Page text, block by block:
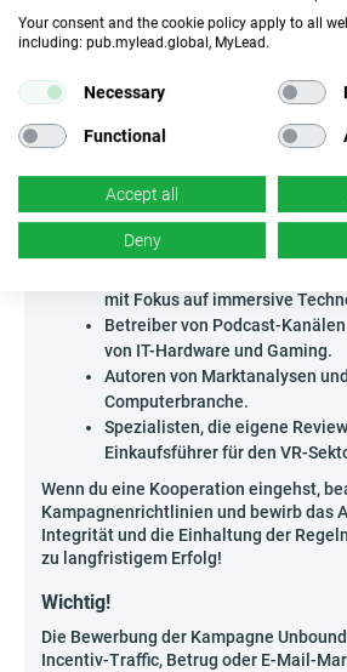
Infografiken und die Zusammenarbeit
Podcasts – diese Formate stärken das
Trendsetzung und Aufklärung deine
Das Programm richtet sich an alle
Experten im Bereich VR-Geräte, die
Ressourcen nutzen möchten.
mit Fokus auf immersive
Betreiber von Podcast-
von IT-Hardware und Gaming.
Autoren von Marktanalysen
Computerbranche.
Spezialisten, die eigene
Einkaufsführer für den VR-
Wenn du eine Kooperation eingehst,
Kampagnenrichtlinien und bewirb das
Integrität und die Einhaltung der
zu langfristigem Erfolg!
Wichtig!
Die Bewerbung der Kampagne
Incentiv-Traffic, Betrug oder E-Mail-
Your consent and the cookie policy apply to all
including: pub.mylead.global, MyLead.
Necessary
Functional
Accept all
Deny